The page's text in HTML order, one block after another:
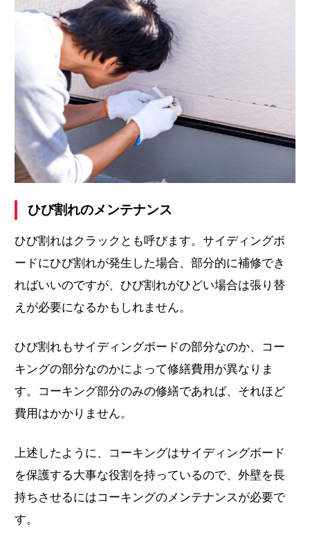
ひび割れのメンテナンス
ひび割れはクラックとも呼びます。サイディングボ
ードにひび割れが発生した場合、部分的に補修でき
ればいいのですが、ひび割れがひどい場合は張り替
えが必要になるかもしれません。
ひび割れもサイディングボードの部分なのか、コー
キングの部分なのかによって修繕費用が異なりま
す。コーキング部分のみの修繕であれば、それほど
費用はかかりません。
上述したように、コーキングはサイディングボード
を保護する大事な役割を持っているので、外壁を長
持ちさせるにはコーキングのメンテナンスが必要で
す。